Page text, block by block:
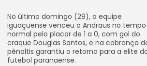
No último domingo (29), a equipe
iguaçuense venceu o Andraus no tempo
normal pelo placar de 1 a 0, com gol do
craque Douglas Santos, e na cobrança
pênaltis garantiu o retorno para a elite
futebol paranaense.